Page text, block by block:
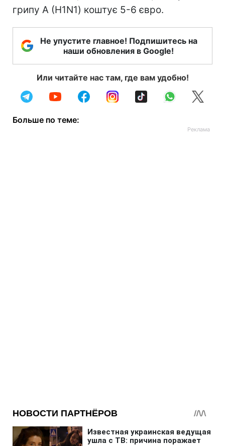
грипу А (H1N1) коштує 5-6 євро.
Не упустите главное! Подпишитесь на
наши обновления в Google!
Или читайте нас там, где вам удобно!
Больше по теме: